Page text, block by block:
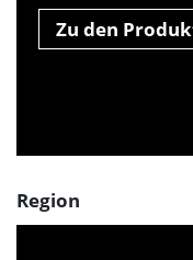
Zu den
Region